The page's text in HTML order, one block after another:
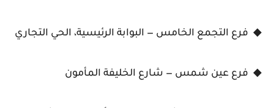
◆ فرع التجمع الخامس — البوابة الرئيسية، الحي التجاري
◆ فرع عين شمس — شارع الخليفة المأمون